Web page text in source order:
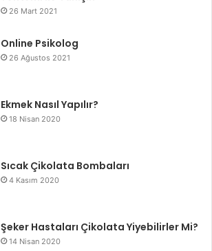
26 Mart 2021
Online Psikolog
26 Ağustos 2021
Ekmek Nasıl Yapılır?
18 Nisan 2020
Sıcak Çikolata Bombaları
4 Kasım 2020
Şeker Hastaları Çikolata Yiyebilirler Mi?
14 Nisan 2020